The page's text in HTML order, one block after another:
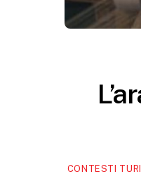
CONTESTI